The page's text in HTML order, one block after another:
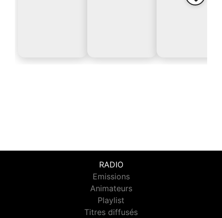
RADIO
Emissions
Animateurs
Playlist
Titres diffusés